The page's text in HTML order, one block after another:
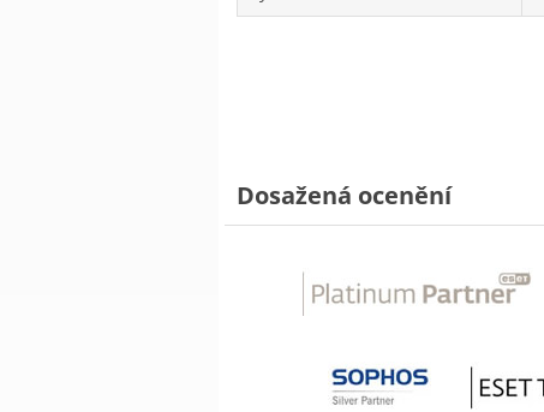
Dosažená ocenění